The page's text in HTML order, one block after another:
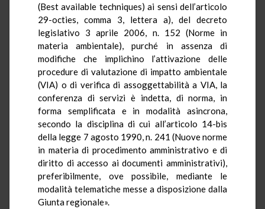
(Best available techniques) ai sensi dell’articolo
29-octies, comma 3, lettera a), del decreto
legislativo 3 aprile 2006, n. 152 (Norme in
materia ambientale), purché in assenza di
modifiche che implichino l’attivazione delle
procedure di valutazione di impatto ambientale
(VIA) o di verifica di assoggettabilità a VIA, la
conferenza di servizi è indetta, di norma, in
forma semplificata e in modalità asincrona,
secondo la disciplina di cui all’articolo 14-bis
della legge 7 agosto 1990, n. 241 (Nuove norme
in materia di procedimento amministrativo e di
diritto di accesso ai documenti amministrativi),
preferibilmente, ove possibile, mediante le
modalità telematiche messe a disposizione dalla
Giunta regionale».